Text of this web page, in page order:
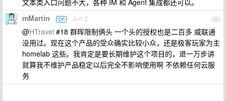
20
mMartin OP Jun 2
@HTravel #18 群晖限制俩头 一个头的授权也是二百多 威联通
没用过。现在这个产品的受众确实比较小众，还是极客玩家为主
homelab 这些。我肯定是要长期维护这个项目的，退一万步讲
就算我不维护产品稳定以后完全不影响使用啊 不依赖任何云服
务